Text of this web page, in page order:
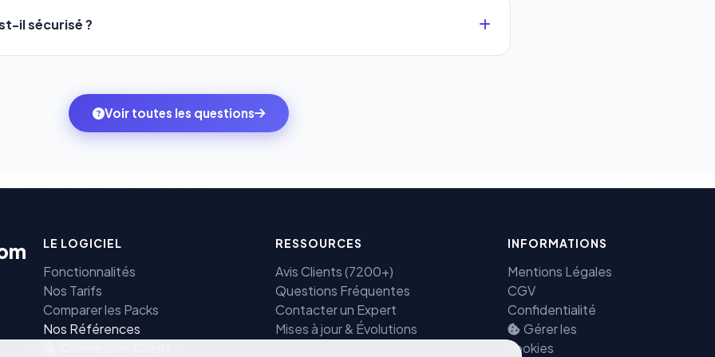
dans l'onglet
du moment — sans perdre vos données ni votre historique.
il sécurisé ?
PCI DSS. Voir toutes les questions
LE LOGICIEL
Fonctionnalités
Nos Tarifs
Comparer les Packs
Nos Références
RESSOURCES
Avis Clients (7200+)
Questions Fréquentes
Contacter un Expert
Mises à jour & Évolutions
INFORMATIONS
Mentions Légales
CGV
Confidentialité
Gérer les
cookies